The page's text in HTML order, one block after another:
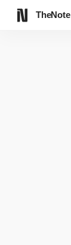
TheNote